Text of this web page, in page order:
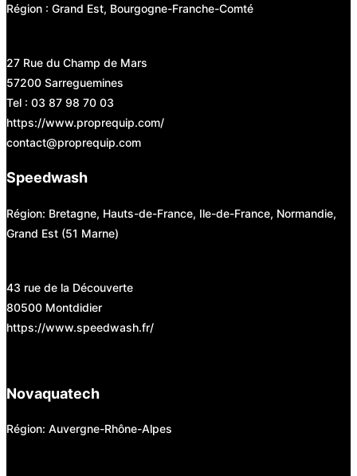
Région : Grand Est, Bourgogne-Franche-Comté
27 Rue du Champ de Mars
57200 Sarreguemines
Tel : 03 87 98 70 03
https://www.proprequip.com/
contact@proprequip.com
Speedwash
Région: Bretagne, Hauts-de-France, Ile-de-France, Normandie,
Grand Est (51 Marne)
43 rue de la Découverte
80500 Montdidier
https://www.speedwash.fr/
Novaquatech
Région: Auvergne-Rhône-Alpes